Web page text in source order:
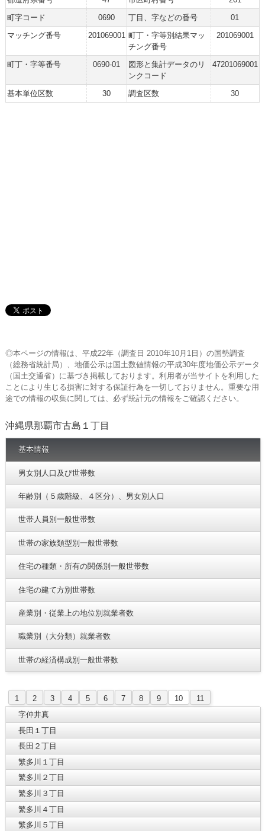
町字コード
0690 丁目、字などの番号
01
マッチング番号
201069001 町丁・字等別結果マッ
チング番号
201069001
町丁・字等番号 0690-01
図形と集計データのリ
ンクコード
47201069001
基本単位区数 30 調査区数 30
◎本ページの情報は、平成22年（調査日 2010年10月1日）の国勢調査
（総務省統計局）、地価公示は国土数値情報の平成30年度地価公示データ
（国土交通省）に基づき掲載しております。利用者が当サイトを利用した
ことにより生じる損害に対する保証行為を一切しておりません。重要な用
途での情報の収集に関しては、必ず統計元の情報をご確認ください。
沖縄県那覇市古島１丁目
基本情報
男女別人口及び世帯数
年齢別（５歳階級、４区分）、男女別人口
世帯人員別一般世帯数
世帯の家族類型別一般世帯数
住宅の種類・所有の関係別一般世帯数
住宅の建て方別世帯数
産業別・従業上の地位別就業者数
職業別（大分類）就業者数
世帯の経済構成別一般世帯数
1 2 3 4 5 6 7 8 9 10
11
字仲井真
長田１丁目
長田２丁目
繁多川１丁目
繁多川２丁目
繁多川３丁目
繁多川４丁目
繁多川５丁目